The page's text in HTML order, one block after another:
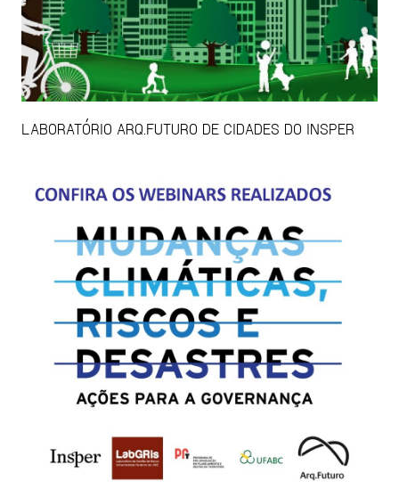
LABORATÓRIO ARQ.FUTURO DE CIDADES DO INSPER